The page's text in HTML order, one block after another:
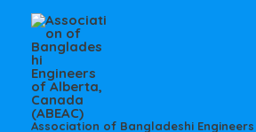
content
Association of Bangladeshi